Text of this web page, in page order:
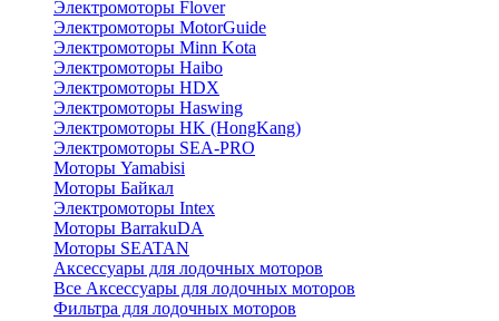
Электромоторы Flover
Электромоторы MotorGuide
Электромоторы Minn Kota
Электромоторы Haibo
Электромоторы HDX
Электромоторы Haswing
Электромоторы HK (HongKang)
Электромоторы SEA-PRO
Моторы Yamabisi
Моторы Байкал
Электромоторы Intex
Моторы BarrakuDA
Моторы SEATAN
Аксессуары для лодочных моторов
Все Аксессуары для лодочных моторов
Фильтра для лодочных моторов